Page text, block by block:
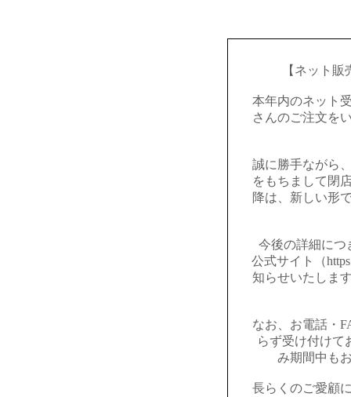
【ネット
本年内のネット
さんのご注文を
誠に勝手ながら
をもちまして閉
降は、新しい形
今後の詳細につ
公式サイト（
知らせいたしま
なお、お電話・
らず受け付けて
み期間中も
長らくのご愛顧